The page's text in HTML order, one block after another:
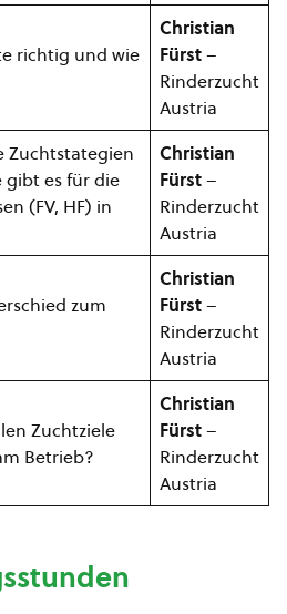
richtig und wie
Christian
Fürst–
Rinderzucht
Austria
Zuchtstategien
gibt es für die
(FV, HF) in
Christian
Fürst–
Rinderzucht
Austria
zum
Christian
Fürst–
Rinderzucht
Austria
Zuchtziele
Betrieb?
Christian
Fürst–
Rinderzucht
Austria